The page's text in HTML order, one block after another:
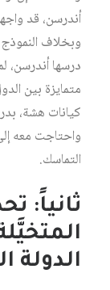
أندرسن، قد
وبخلاف
درسها أندرسن،
متمايزة بين
كيانات هشة،
واحتاجت معه
التماسك.
ثانياً:
الدولة